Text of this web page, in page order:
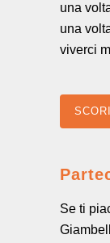
una
una
viverci
Se ti